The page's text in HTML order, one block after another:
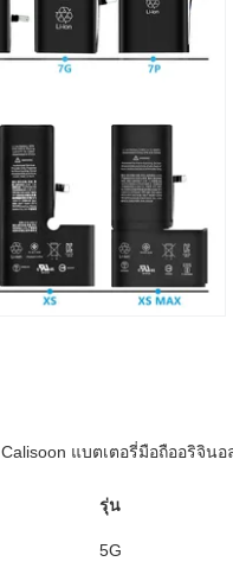
Calisoon แบตเตอรี่มือถืออริจินอ
รุ่น
5G